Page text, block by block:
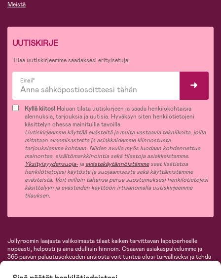
Meistä
UUTISKIRJE
Tilaa uutiskirjeemme saadaksesi erityisetuja!
Email*
Kyllä kiitos! Haluan tilata uutiskirjeen ja saada henkilökohtaisia
alennuksia, tarjouksia ja uutisia. Hyväksyn siten henkilötietojeni
käsittelyn ohessa mainituilla tavoilla.
Uutiskirjeemme käyttää evästeitä ja muita vastaavia tekniikoita, joilla
mitataan avaamisastetta ja asiakkaidemme kiinnostusta
tarjouksiamme kohtaan. Niiden avulla myös luodaan kohdennettua
mainontaa, sisältömarkkinointia sekä tilastoja asiakkaistamme.
Yksityisyydensuoja-jaevästekäytännöistämmesaat lisätietoa
henkilötietojesi käytöstä ja suojaamisesta sekä käyttämistämme
evästeistä. Voit milloin tahansa perua suostumuksesi henkilötietojesi
käsittelyyn ja evästeiden käyttöön irtisanomalla uutiskirjeemme
tilauksen.
Jollyroomin laajasta valikoimasta tilaat kaiken tarvittavan lapsiperheelle
nopeasti, helposti ja aina edullisin hinnoin. Osaavan asiakaspalvelumme ja
365 päivän palautusoikeuden ansiosta voit tuntea olosi turvalliseksi ja tehdä